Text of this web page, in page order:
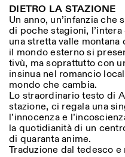
Designed by Dallas
DIETRO LA STAZIONE
Un anno, un’infanzia che
di poche stagioni,
una stretta valle montana
il mondo esterno si
tivù, ma soprattutto con
insinua nel romancio
mondo che cambia.
Lo straordinario testo di
stazione, ci regala una
l’innocenza e
la quotidianità di un
di quaranta anime.
Traduzione dal tedesco